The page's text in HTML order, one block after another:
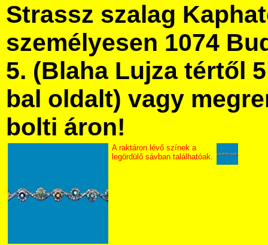
Strassz szalag
személyesen 1074
5. (Blaha Lujza tértől
bal oldalt) vagy
bolti áron!
A raktáron lévő színek a
legördülő sávban találhatóak.